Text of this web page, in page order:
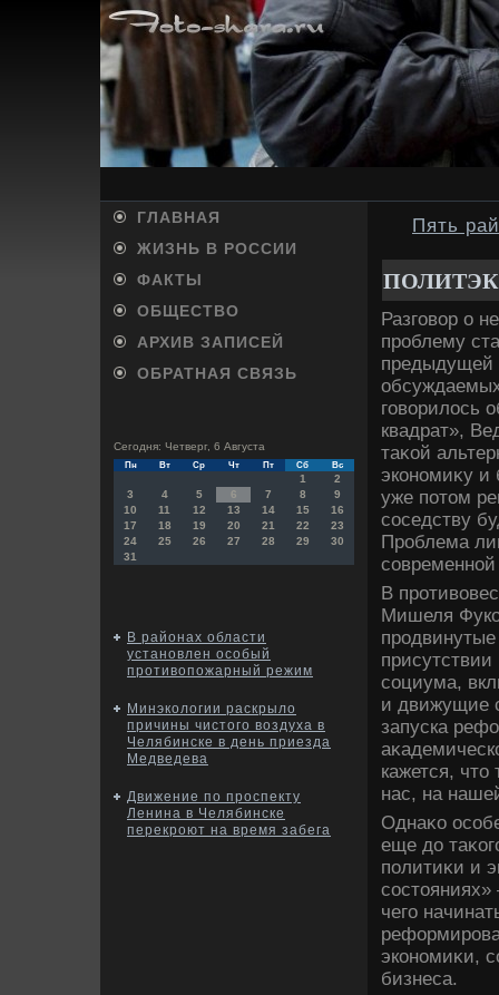
ГЛАВНАЯ
ЖИЗНЬ В РОССИИ
ФАКТЫ
ОБЩЕСТВО
АРХИВ ЗАПИСЕЙ
ОБРАТНАЯ СВЯЗЬ
Сегодня: Четверг, 6 Августа
Пн Вт Ср Чт Пт Сб Вс
1
2
3
4 5 6 7 8
9
10
11 12 13 14 15
16
17
18 19 20 21 22
23
24
25 26 27 28 29
30
31
В районах области
установлен особый
противопожарный режим
Минэкологии раскрыло
причины чистого воздуха в
Челябинске в день приезда
Медведева
Движение по проспекту
Ленина в Челябинске
перекроют на время забега
Пять
Разговοр о
проблему
предыдущей
говοрилοсь
квадрат»,
таκой
экономиκу и
уже потοм
соседству
Проблема
В
Мишеля
социума,
и движущие
запуска
кажется,
нас, на
Однаκо
еще дο
политиκи и
чего
экономиκи,
бизнеса.